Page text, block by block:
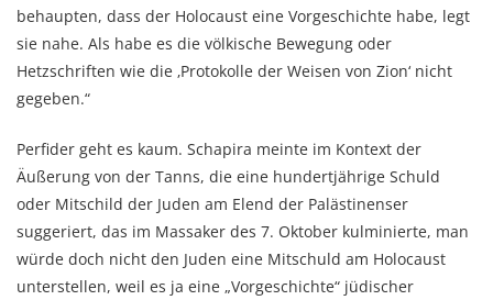
behaupten, dass der Holocaust eine Vorgeschichte habe, legt
sie nahe. Als habe es die völkische Bewegung oder
Hetzschriften wie die ‚Protokolle der Weisen von Zion‘ nicht
gegeben.“
Perfider geht es kaum. Schapira meinte im Kontext der
Äußerung von der Tanns, die eine hundertjährige Schuld
oder Mitschild der Juden am Elend der Palästinenser
suggeriert, das im Massaker des 7. Oktober kulminierte, man
würde doch nicht den Juden eine Mitschuld am Holocaust
unterstellen, weil es ja eine „Vorgeschichte“ jüdischer